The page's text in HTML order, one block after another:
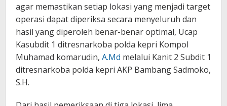
agar memastikan setiap lokasi yang menjadi target
operasi dapat diperiksa secara menyeluruh dan
hasil yang diperoleh benar-benar optimal, Ucap
Kasubdit 1 ditresnarkoba polda kepri Kompol
Muhamad komarudin, A.Md melalui Kanit 2 Subdit 1
ditresnarkoba polda kepri AKP Bambang Sadmoko,
S.H.